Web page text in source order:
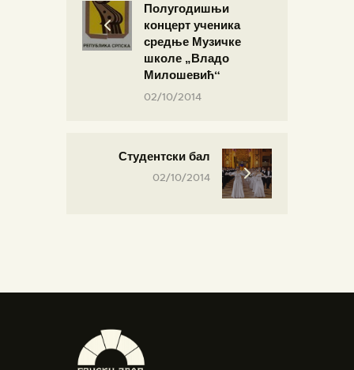
Полугодишњи
концерт ученика
средње Музичке
школе „Владо
Милошевић“
02/10/2014
Студентски бал
02/10/2014